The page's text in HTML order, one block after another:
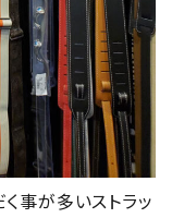
事が多いストラッ